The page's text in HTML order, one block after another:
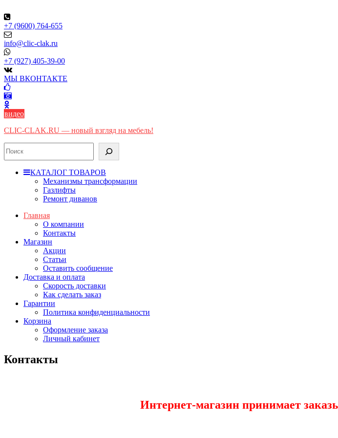
to
content
+7 (9600) 764-655
info@clic-clak.ru
+7 (927) 405-39-00
МЫ ВКОНТАКТЕ
видео
CLIC-CLAK.RU — новый взгляд на мебель!
КАТАЛОГ ТОВАРОВ
Механизмы трансформации
Газлифты
Ремонт диванов
Главная
О компании
Контакты
Магазин
Акции
Статьи
Оставить сообщение
Доставка и оплата
Скорость доставки
Как сделать заказ
Гарантии
Политика конфиденциальности
Корзина
Оформление заказа
Личный кабинет
Контакты
Интернет-магазин принимает